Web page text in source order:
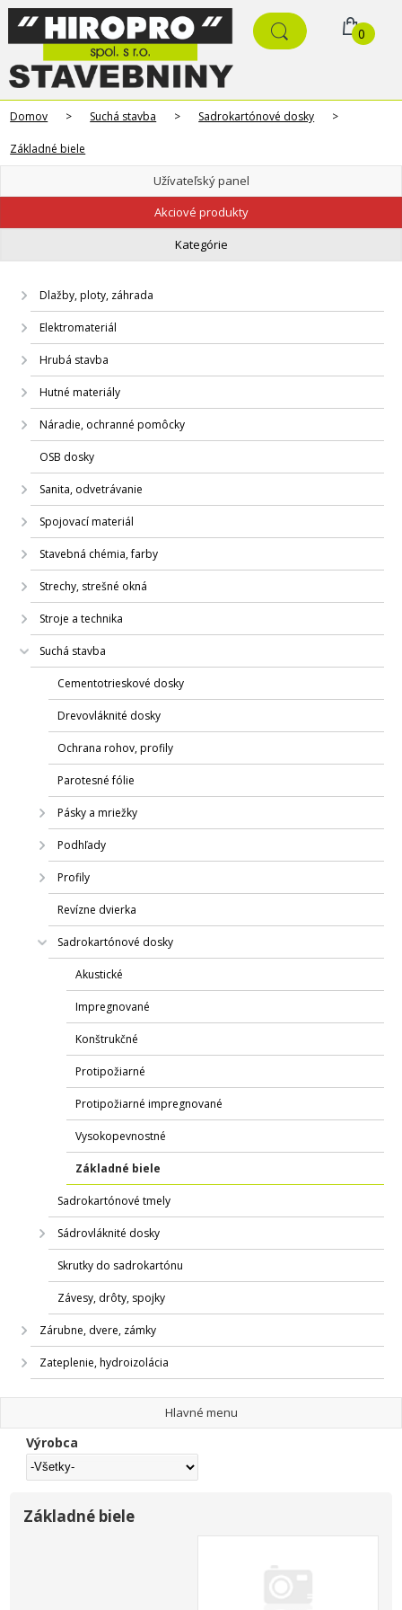
0
Domov > Suchá stavba > Sadrokartónové dosky >
Základné biele
Užívateľský panel
Akciové produkty
Kategórie
Dlažby, ploty, záhrada
Elektromateriál
Hrubá stavba
Hutné materiály
Náradie, ochranné pomôcky
OSB dosky
Sanita, odvetrávanie
Spojovací materiál
Stavebná chémia, farby
Strechy, strešné okná
Stroje a technika
Suchá stavba
Cementotrieskové dosky
Drevovláknité dosky
Ochrana rohov, profily
Parotesné fólie
Pásky a mriežky
Podhľady
Profily
Revízne dvierka
Sadrokartónové dosky
Akustické
Impregnované
Konštrukčné
Protipožiarné
Protipožiarné impregnované
Vysokopevnostné
Základné biele
Sadrokartónové tmely
Sádrovláknité dosky
Skrutky do sadrokartónu
Závesy, drôty, spojky
Zárubne, dvere, zámky
Zateplenie, hydroizolácia
Hlavné menu
Výrobca
Základné biele